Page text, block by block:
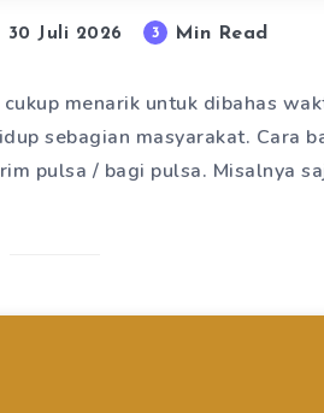
30 Juli 2026 3 Min Read
menarik untuk dibahas
sebagian masyarakat. Cara
pulsa / bagi pulsa. Misalnya